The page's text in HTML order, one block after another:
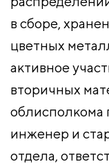
в сборе,
цветных
активное
вторичных
инженер и
отдела,